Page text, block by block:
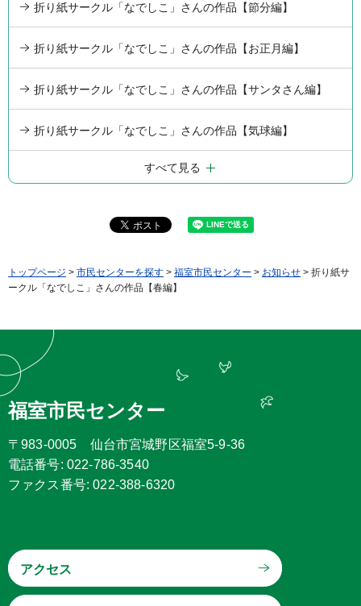
折り紙サークル「なでしこ」さんの作品【節分編】
折り紙サークル「なでしこ」さんの作品【お正月編】
折り紙サークル「なでしこ」さんの作品【サンタさん編】
折り紙サークル「なでしこ」さんの作品【気球編】
すべて見る
トップページ > 市民センターを探す > 福室市民センター > お知らせ > 折り紙サ
ークル「なでしこ」さんの作品【春編】
福室市民センター
〒983-0005 仙台市宮城野区福室5-9-36
電話番号: 022-786-3540
ファクス番号: 022-388-6320
アクセス